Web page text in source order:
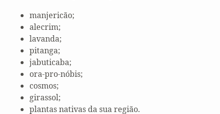
manjericão;
alecrim;
lavanda;
pitanga;
jabuticaba;
ora-pro-nóbis;
cosmos;
girassol;
plantas nativas da sua região.